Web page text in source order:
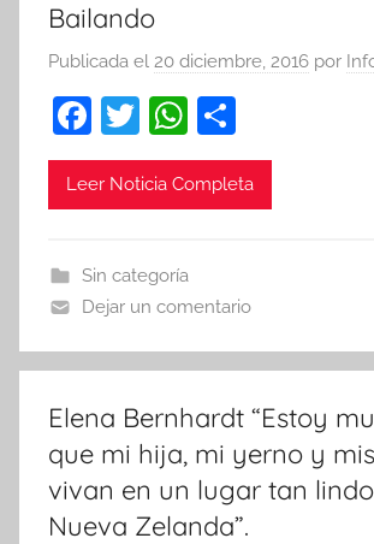
Bailando
Publicada el 20 diciembre, 2016 por
F
a
c
b
o
o
k
T
w
itt
W
h
at
A
p
p
o
m
tir
Leer Noticia Completa
Sin categoría
Dejar un comentario
Elena Bernhardt “Estoy
que mi hija, mi yerno y
vivan en un lugar tan
Nueva Zelanda”.